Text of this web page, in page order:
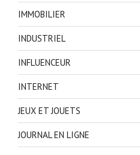
IMMOBILIER
INDUSTRIEL
INFLUENCEUR
INTERNET
JEUX ET JOUETS
JOURNAL EN LIGNE